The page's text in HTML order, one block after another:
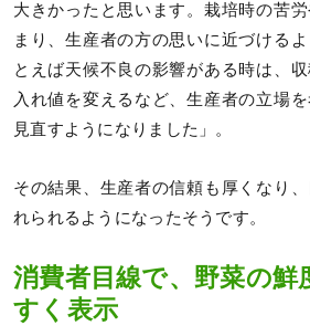
大きかったと思います。栽培時の苦
まり、生産者の方の思いに近づける
とえば天候不良の影響がある時は、
入れ値を変えるなど、生産者の立場
見直すようになりました」。
その結果、生産者の信頼も厚くなり
れられるようになったそうです。
消費者目線で、野菜の鮮
すく表示